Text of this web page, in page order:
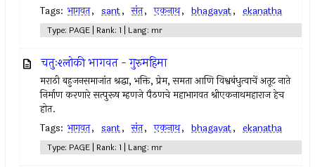
Tags: भागवत, sant, संत, एकनाथ, bhagavat, ekanatha
Type: PAGE | Rank: 1 | Lang: mr
चतुःश्लोकी भागवत - गुरुमहिमा
मराठी बहुजनसमाजांत श्रद्धा, भक्ति, प्रेम, समता आणि विश्वबंधुत्वाचें अतूट नाते
निर्माण करणारे सत्पुरूष म्हणजे पैठणचे महाभागवत श्रीएकनाथमहाराज हेच
होत.
Tags: भागवत, sant, संत, एकनाथ, bhagavat, ekanatha
Type: PAGE | Rank: 1 | Lang: mr